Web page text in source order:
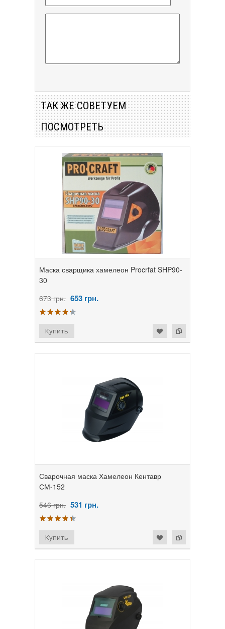
ТАК ЖЕ СОВЕТУЕМ
ПОСМОТРЕТЬ
Маска сварщика хамелеон Procrfat SHP90-
30
673 грн. 653 грн.
Сварочная маска Хамелеон Кентавр
СМ-152
546 грн. 531 грн.